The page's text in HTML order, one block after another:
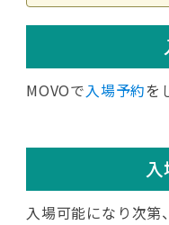
MOVOで 入場予約を
入
入場可能になり次第